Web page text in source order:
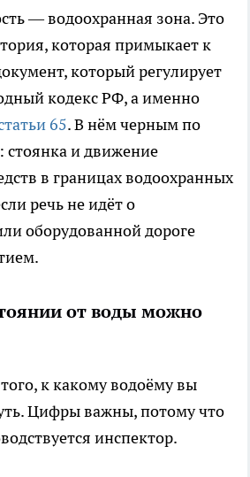
— водоохранная зона. Это
которая примыкает к
который регулирует
кодекс РФ, а именно
65. В нём черным по
стоянка и движение
в границах водоохранных
речь не идёт о
оборудованной дороге
от воды можно
к какому водоёму вы
Цифры важны, потому что
инспектор.